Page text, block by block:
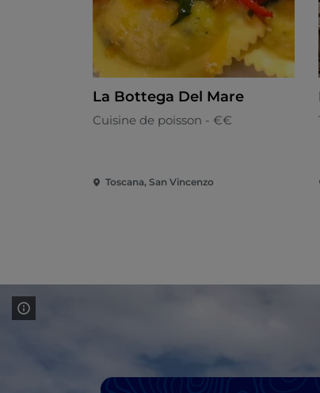
La Bottega Del Mare
Cuisine de poisson - €€
Toscana, San Vincenzo